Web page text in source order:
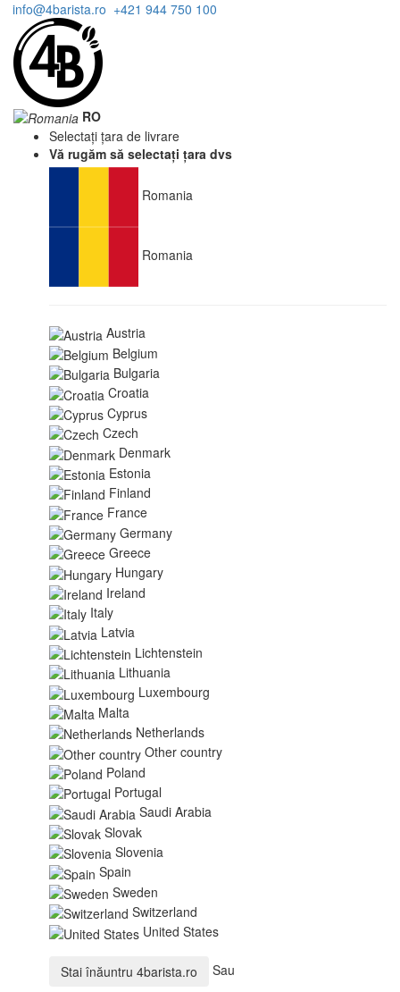
info@4barista.ro +421 944 750 100
RO
Selectați țara de livrare
Vă rugăm să selectați țara dvs
Romania
Romania
Austria
Belgium
Bulgaria
Croatia
Cyprus
Czech
Denmark
Estonia
Finland
France
Germany
Greece
Hungary
Ireland
Italy
Latvia
Lichtenstein
Lithuania
Luxembourg
Malta
Netherlands
Other country
Poland
Portugal
Saudi Arabia
Slovak
Slovenia
Spain
Sweden
Switzerland
United States
Stai înăuntru 4barista.ro Sau